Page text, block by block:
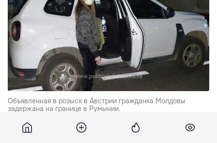
Объявленная в розыск в Австрии гражданка Молдовы
задержана на границе в Румынии.